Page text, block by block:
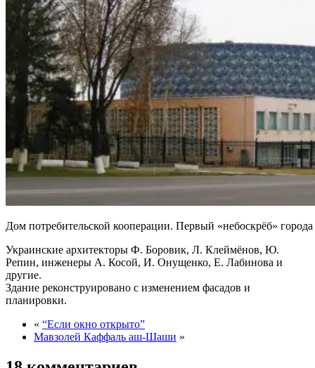
Дом потребительской кооперации. Первый «небоскрёб»
Украинские архитекторы Ф. Боровик, Л. Клеймёнов, Ю.
Репин, инженеры А. Косой, И. Онущенко, Е. Лабинова и
другие.
Здание реконструировано с изменением фасадов и
планировки.
« “Если окно открыто”
Мавзолей Каффаль аш-Шаши »